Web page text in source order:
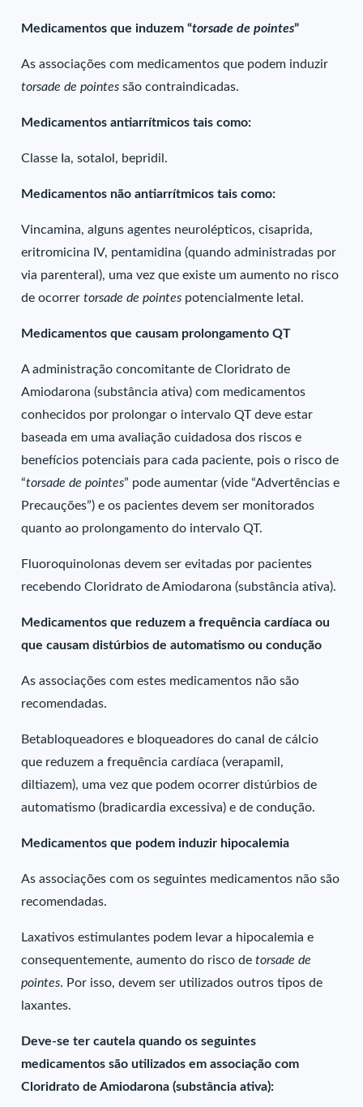
Medicamentos que induzem “torsade de pointes”
As associações com medicamentos que podem induzir
torsade de pointes são contraindicadas.
Medicamentos antiarrítmicos tais como:
Classe Ia, sotalol, bepridil.
Medicamentos não antiarrítmicos tais como:
Vincamina, alguns agentes neurolépticos, cisaprida,
eritromicina IV, pentamidina (quando administradas por
via parenteral), uma vez que existe um aumento no risco
de ocorrertorsade de pointes potencialmente letal.
Medicamentos que causam prolongamento QT
A administração concomitante de Cloridrato de
Amiodarona (substância ativa) com medicamentos
conhecidos por prolongar o intervalo QT deve estar
baseada em uma avaliação cuidadosa dos riscos e
benefícios potenciais para cada paciente, pois o risco de
“torsade de pointes” pode aumentar (vide “Advertências e
Precauções”) e os pacientes devem ser monitorados
quanto ao prolongamento do intervalo QT.
Fluoroquinolonas devem ser evitadas por pacientes
recebendo Cloridrato de Amiodarona (substância ativa).
Medicamentos que reduzem a frequência cardíaca ou
que causam distúrbios de automatismo ou condução
As associações com estes medicamentos não são
recomendadas.
Betabloqueadores e bloqueadores do canal de cálcio
que reduzem a frequência cardíaca (verapamil,
diltiazem), uma vez que podem ocorrer distúrbios de
automatismo (bradicardia excessiva) e de condução.
Medicamentos que podem induzir hipocalemia
As associações com os seguintes medicamentos não são
recomendadas.
Laxativos estimulantes podem levar a hipocalemia e
consequentemente, aumento do risco detorsade de
pointes. Por isso, devem ser utilizados outros tipos de
laxantes.
Deve-se ter cautela quando os seguintes
medicamentos são utilizados em associação com
Cloridrato de Amiodarona (substância ativa):